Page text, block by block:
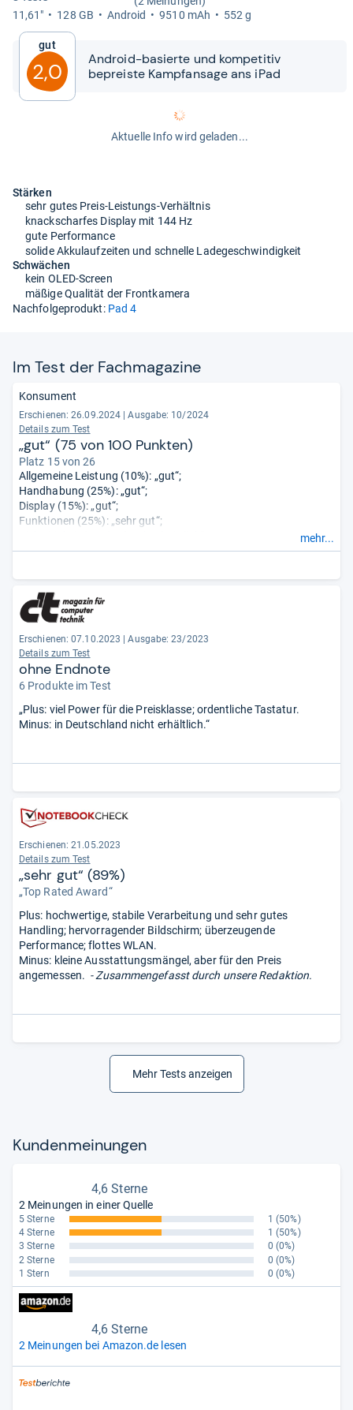
11,61"
128 GB Android 9510 mAh 552 g
Gut
2,0
Android-​​basierte und kom­pe­ti­tiv
bepreiste Kampf­an­sage ans iPad
Aktuelle Info wird geladen...
Stärken
sehr gutes Preis-Leistungs-Verhältnis
knackscharfes Display mit 144 Hz
gute Performance
solide Akkulaufzeiten und schnelle Ladegeschwindigkeit
Schwächen
kein OLED-Screen
mäßige Qualität der Frontkamera
Nachfolgeprodukt: Pad 4
Im Test der Fach­ma­ga­zine
Konsument
Erschienen: 26.09.2024
Ausgabe: 10/2024
Details zum Test
„gut“ (75 von 100 Punkten)
Platz 15 von 26
Allgemeine Leistung (10%): „gut“;
Handhabung (25%): „gut“;
Display (15%): „gut“;
Funktionen (25%): „sehr gut“;
Akku (15%): „gut“;
mehr...
Erschienen: 07.10.2023
Ausgabe: 23/2023
Details zum Test
ohne Endnote
6 Produkte im Test
„Plus: viel Power für die Preisklasse; ordentliche Tastatur.
Minus: in Deutschland nicht erhältlich.“
Erschienen: 21.05.2023
Details zum Test
„sehr gut“ (89%)
„Top Rated Award“
Plus: hochwertige, stabile Verarbeitung und sehr gutes
Handling; hervorragender Bildschirm; überzeugende
Performance; flottes WLAN.
Minus: kleine Ausstattungsmängel, aber für den Preis
angemessen. - Zusammengefasst durch unsere Redaktion.
Mehr Tests anzeigen
Kun­den­mei­nun­gen
4,6 Sterne
2 Meinungen in einer Quelle
5 Sterne 1 (50%)
4 Sterne
1 (50%)
3 Sterne
0 (0%)
2 Sterne
0 (0%)
1 Stern
0 (0%)
4,6 Sterne
2 Meinungen bei Amazon.de lesen